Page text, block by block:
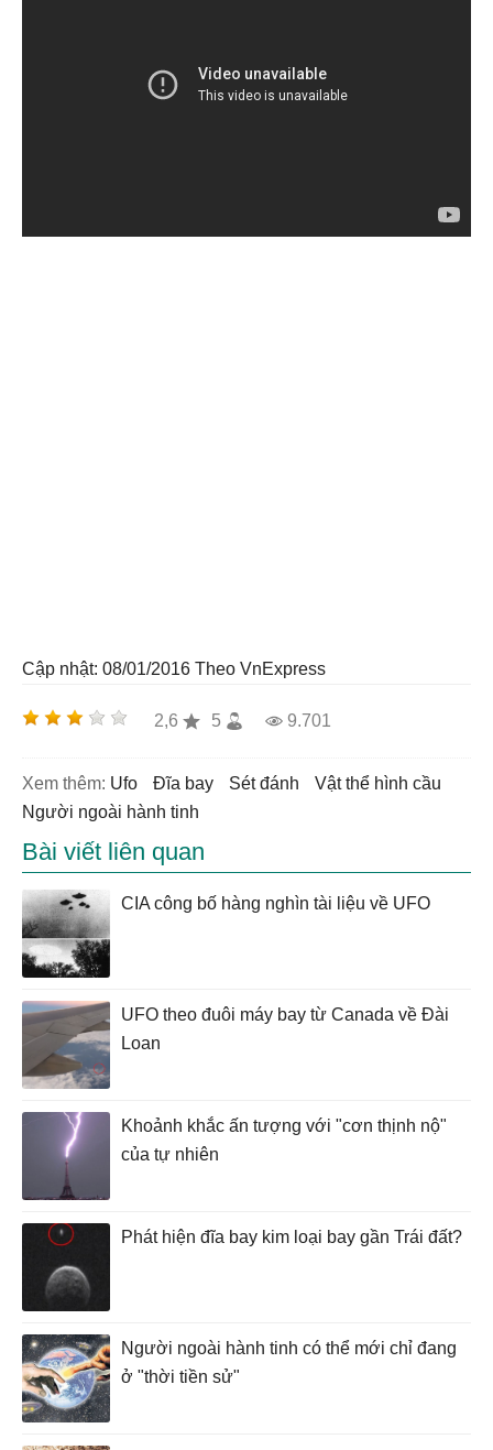
Cập nhật: 08/01/2016 Theo VnExpress
2,6 5 9.701
Xem thêm: ufo đĩa bay sét đánh
Vật thể hình cầu
người ngoài hành tinh
Bài viết liên quan
CIA công bố hàng nghìn tài liệu về UFO
UFO theo đuôi máy bay từ Canada về Đài
Loan
Khoảnh khắc ấn tượng với "cơn thịnh nộ"
của tự nhiên
Phát hiện đĩa bay kim loại bay gần Trái đất?
Người ngoài hành tinh có thể mới chỉ đang
ở "thời tiền sử"